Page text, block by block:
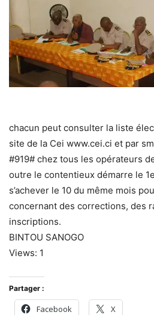
chacun peut consulter la liste
site de la Cei www.cei.ci et par
#919# chez tous les opérateurs
outre le contentieux démarre le
s’achever le 10 du même mois
concernant des corrections, des
inscriptions.
BINTOU SANOGO
Views: 1
Partager :
Facebook X